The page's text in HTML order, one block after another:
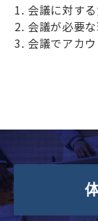
会議に対す
会議が必要
会議でアカ